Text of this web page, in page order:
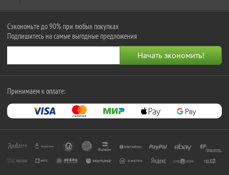
Сэкономьте до 90% при любых покупках
Подпишитесь на самые выгодные предложения
Принимаем к оплате: